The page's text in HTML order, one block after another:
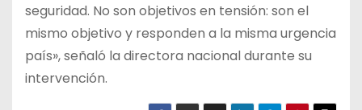
seguridad. No son objetivos en tensión: son el
mismo objetivo y responden a la misma urgencia
país», señaló la directora nacional durante su
intervención.